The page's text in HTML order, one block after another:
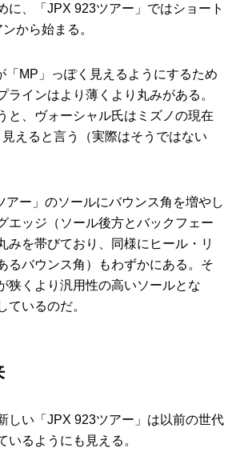
に、「JPX 923ツアー」ではショート
から始まる。
「MP」っぽく見えるようにするため
ラインはより薄くより丸みがある。
と、ヴォーシャル氏はミズノの現在
えると言う（実際はそうではない
アー」のソールにバウンス角を増やし
エッジ（ソール後方とバックフェー
みを帯びており、同様にヒール・リ
るバウンス角）もわずかにある。そ
狭くより汎用性の高いソールとな
ているのだ。
しい「JPX 923ツアー」は以前の世代
いるようにも見える。